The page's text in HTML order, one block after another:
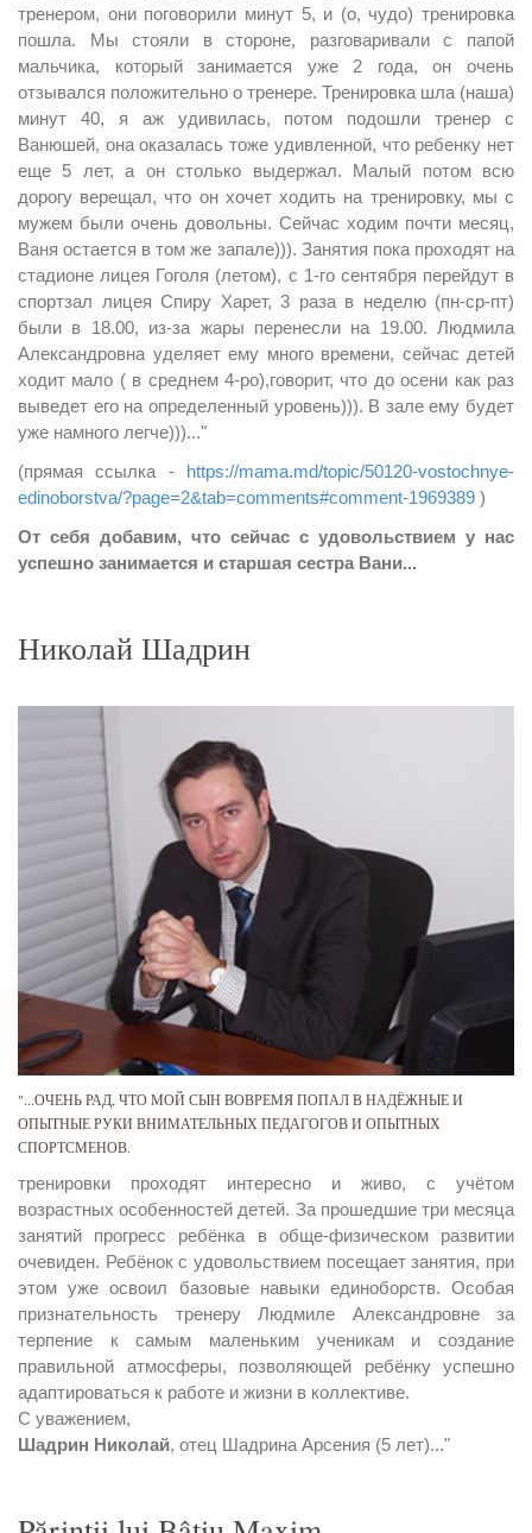
тренером, они поговорили минут 5, и (о, чудо) тренировка
пошла. Мы стояли в стороне, разговаривали с папой
мальчика, который занимается уже 2 года, он очень
отзывался положительно о тренере. Тренировка шла (наша)
минут 40, я аж удивилась, потом подошли тренер с
Ванюшей, она оказалась тоже удивленной, что ребенку нет
еще 5 лет, а он столько выдержал. Малый потом всю
дорогу верещал, что он хочет ходить на тренировку, мы с
мужем были очень довольны. Сейчас ходим почти месяц,
Ваня остается в том же запале))). Занятия пока проходят на
стадионе лицея Гоголя (летом), с 1-го сентября перейдут в
спортзал лицея Спиру Харет, 3 раза в неделю (пн-ср-пт)
были в 18.00, из-за жары перенесли на 19.00. Людмила
Александровна уделяет ему много времени, сейчас детей
ходит мало ( в среднем 4-ро),говорит, что до осени как раз
выведет его на определенный уровень))). В зале ему будет
уже намного легче)))..."
(прямая ссылка - https://mama.md/topic/50120-vostochnye-
edinoborstva/?page=2&tab=comments#comment-1969389 )
От себя добавим, что сейчас с удовольствием у нас
успешно занимается и старшая сестра Вани...
Николай Шадрин
"...ОЧЕНЬ РАД, ЧТО МОЙ СЫН ВОВРЕМЯ ПОПАЛ В НАДЁЖНЫЕ И
ОПЫТНЫЕ РУКИ ВНИМАТЕЛЬНЫХ ПЕДАГОГОВ И ОПЫТНЫХ
СПОРТСМЕНОВ.
тренировки проходят интересно и живо, с учётом
возрастных особенностей детей. За прошедшие три месяца
занятий прогресс ребёнка в обще-физическом развитии
очевиден. Ребёнок с удовольствием посещает занятия, при
этом уже освоил базовые навыки единоборств. Особая
признательность тренеру Людмиле Александровне за
терпение к самым маленьким ученикам и создание
правильной атмосферы, позволяющей ребёнку успешно
адаптироваться к работе и жизни в коллективе.
С уважением,
Шадрин Николай, отец Шадрина Арсения (5 лет)..."